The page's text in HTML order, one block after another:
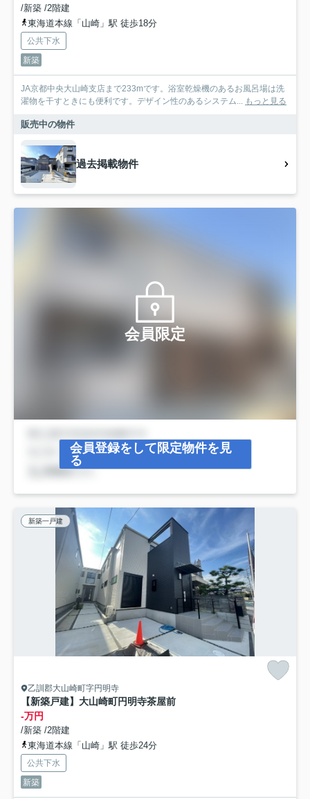
/新築 /2階建
東海道本線「山崎」駅 徒歩18分
公共下水
新築
JA京都中央大山崎支店まで233mです。浴室乾燥機のあるお風呂場は洗
濯物を干すときにも便利です。デザイン性のあるシステム... もっと見る
販売中の物件
過去掲載物件
会員限定
会員登録をして限定物件を見
る
新築一戸建
乙訓郡大山崎町字円明寺
【新築戸建】大山崎町円明寺茶屋前
-万円
/新築 /2階建
東海道本線「山崎」駅 徒歩24分
公共下水
新築